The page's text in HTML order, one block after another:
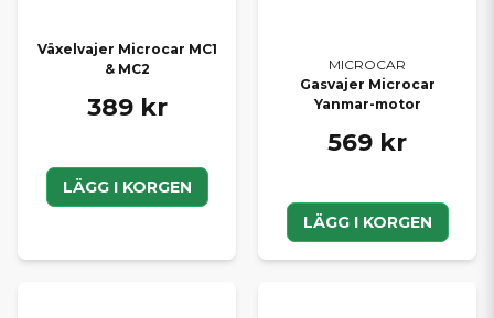
Växelvajer Microcar MC1
& MC2
389 kr
LÄGG I KORGEN
MICROCAR
Gasvajer Microcar
Yanmar-motor
569 kr
LÄGG I KORGEN